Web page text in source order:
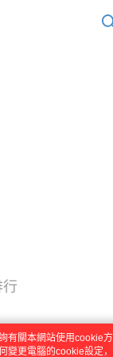
有關本網站使用cookie
變更電腦的cookie設定